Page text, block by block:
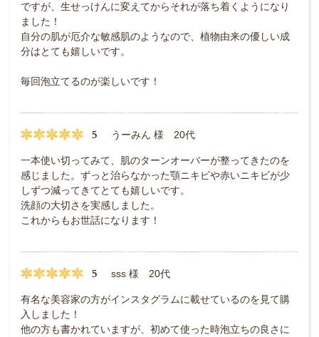
ですが、生せっけんに変えてからそれが落ち着くようになり
ました！
自分の肌が厄介な敏感肌のようなので、植物由来の優しい成
分はとても嬉しいです。
毎回泡立てるのが楽しいです！
5 うーみん 様 20代
一本使い切ってみて、肌のターンオーバーが整ってきたのを
感じました。ずっと治らなかった顎ニキビや赤いニキビが少
しずつ減ってきてとても嬉しいです。
洗顔の大切さを実感しました。
これからもお世話になります！
5 sss 様 20代
有名な美容家の方がインスタグラムに載せているのを見て購
入しました！
他の方も書かれていますが、初めて使った時泡立ちの良さに